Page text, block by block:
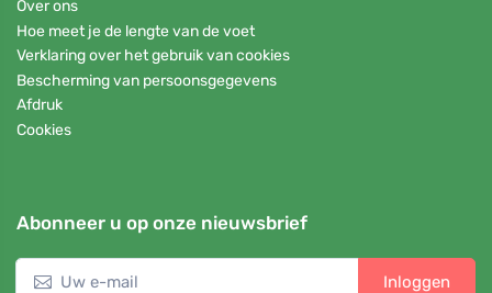
Over ons
Hoe meet je de lengte van de voet
Verklaring over het gebruik van cookies
Bescherming van persoonsgegevens
Afdruk
Cookies
Abonneer u op onze nieuwsbrief
Inloggen